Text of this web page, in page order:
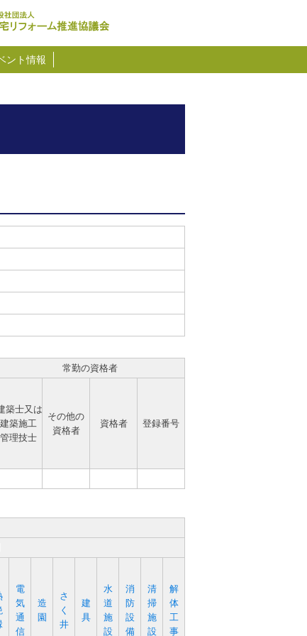
ント情報
常勤の資格者
築士又は
建築施工
管理技士
その他の
資格者
資格者 登録番号
電
気
通
信
造
園
さ
く
井
建
具
水
道
施
設
消
防
設
備
清
掃
施
設
解
体
工
事